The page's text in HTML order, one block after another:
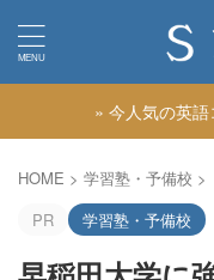
» 今人気の英
HOME > 学習塾・予備校 >
PR
学習塾・予備校